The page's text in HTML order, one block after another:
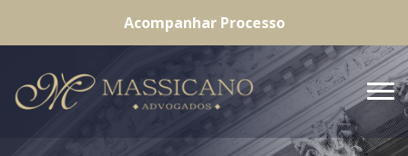
Acompanhar Processo